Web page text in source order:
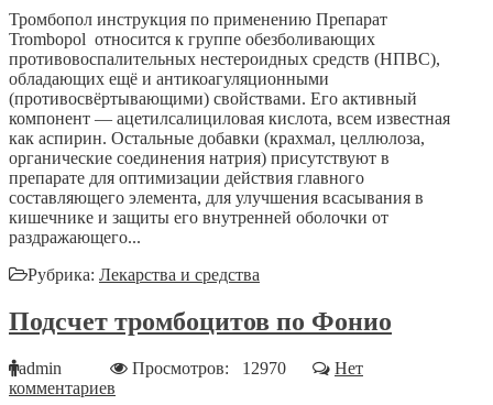
Тромбопол инструкция по применению Препарат
Trombopol относится к группе обезболивающих
противовоспалительных нестероидных средств (НПВС),
обладающих ещё и антикоагуляционными
(противосвёртывающими) свойствами. Его активный
компонент ― ацетилсалициловая кислота, всем известная
как аспирин. Остальные добавки (крахмал, целлюлоза,
органические соединения натрия) присутствуют в
препарате для оптимизации действия главного
составляющего элемента, для улучшения всасывания в
кишечнике и защиты его внутренней оболочки от
раздражающего...
Рубрика: Лекарства и средства
Подсчет тромбоцитов по Фонио
admin Просмотров: 12970
Нет
комментариев